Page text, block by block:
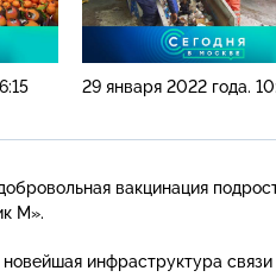
29 января 2022 года.
вакцинация
М».
инфраструктура